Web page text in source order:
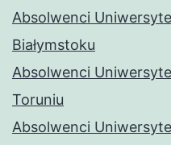
Absolwenci
Białymstoku
Absolwenci
Toruniu
Absolwenci